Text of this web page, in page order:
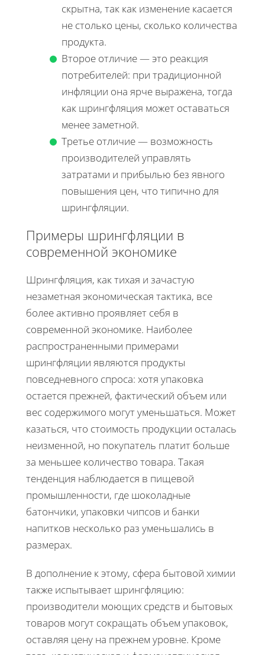
скрытна, так как изменение касается
не столько цены, сколько количества
продукта.
Второе отличие — это реакция
потребителей: при традиционной
инфляции она ярче выражена, тогда
как шрингфляция может оставаться
менее заметной.
Третье отличие — возможность
производителей управлять
затратами и прибылью без явного
повышения цен, что типично для
шрингфляции.
Примеры шрингфляции в
современной экономике
Шрингфляция, как тихая и зачастую
незаметная экономическая тактика, все
более активно проявляет себя в
современной экономике. Наиболее
распространенными примерами
шрингфляции являются продукты
повседневного спроса: хотя упаковка
остается прежней, фактический объем или
вес содержимого могут уменьшаться. Может
казаться, что стоимость продукции осталась
неизменной, но покупатель платит больше
за меньшее количество товара. Такая
тенденция наблюдается в пищевой
промышленности, где шоколадные
батончики, упаковки чипсов и банки
напитков несколько раз уменьшались в
размерах.
В дополнение к этому, сфера бытовой химии
также испытывает шрингфляцию:
производители моющих средств и бытовых
товаров могут сокращать объем упаковок,
оставляя цену на прежнем уровне. Кроме